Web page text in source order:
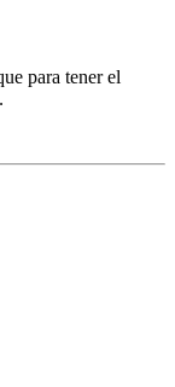
para tener el